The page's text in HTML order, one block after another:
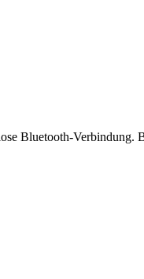
Bluetooth-Verbindung.